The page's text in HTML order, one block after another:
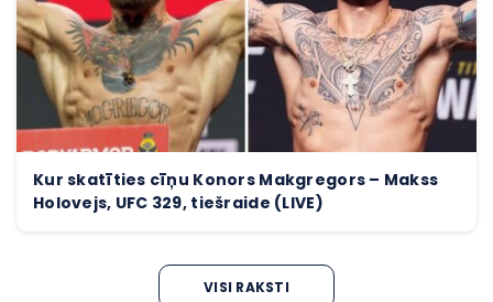
Kur skatīties cīņu Konors Makgregors – Makss
Holovejs, UFC 329, tiešraide (LIVE)
VISI RAKSTI